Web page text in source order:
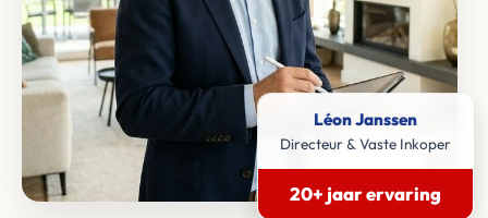
Léon Janssen
Directeur & Vaste Inkoper
20+ jaar ervaring